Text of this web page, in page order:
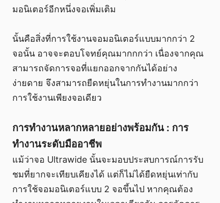
มอนิเตอร์อีกหนึ่งจอเพิ่มเติม
นั้นคือสิ่งที่การใช้งานจอมอนิเตอร์แบบมากกว่า 2
จอนั้น อาจจะตอบโจทย์คุณมากกกว่า เนื่องจากคุณ
สามารถจัดการจอที่แยกออกจากกันได้อย่าง
ง่ายดาย จึงสามารถยืดหยุ่นในการทำงานมากกว่า
การใช้งานเพียงจอเดียว
การทำงานหลากหลายอย่างพร้อมกัน : การ
ทำงานระดับมืออาชีพ
แม้ว่าจอ Ultrawide นั้นจะมอบประสบการณ์การรับ
ชมที่ยากจะเทียบเคียงได้ แต่ก็ไม่ได้ยืดหยุ่นเท่ากับ
การใช้จอมอนิเตอร์แบบ 2 จอขึ้นไป หากคุณต้อง